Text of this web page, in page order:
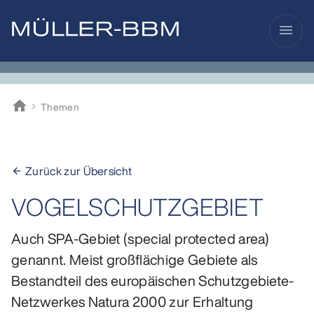
menu
home
Müller-BBM
Themen
arrow_back Zurück zur Übersicht
VOGELSCHUTZGEBIET
Auch SPA-Gebiet (special protected area)
genannt. Meist großflächige Gebiete als
Bestandteil des europäischen Schutzgebiete-
Netzwerkes Natura 2000 zur Erhaltung